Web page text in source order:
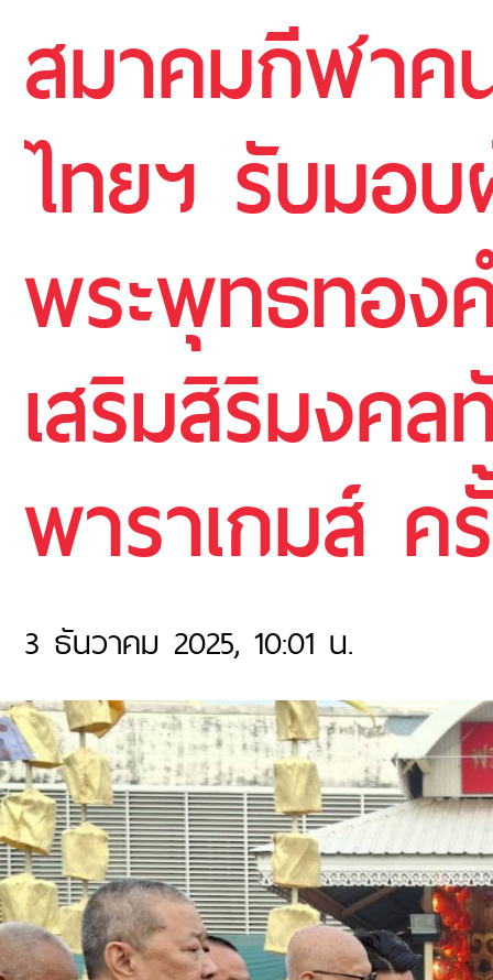
สมาคมกีฬาค
ไทยฯ รับมอ
พระพุทธทอง
เสริมสิริมงค
พาราเกมส์ ค
3 ธันวาคม 2025, 10:01 น.